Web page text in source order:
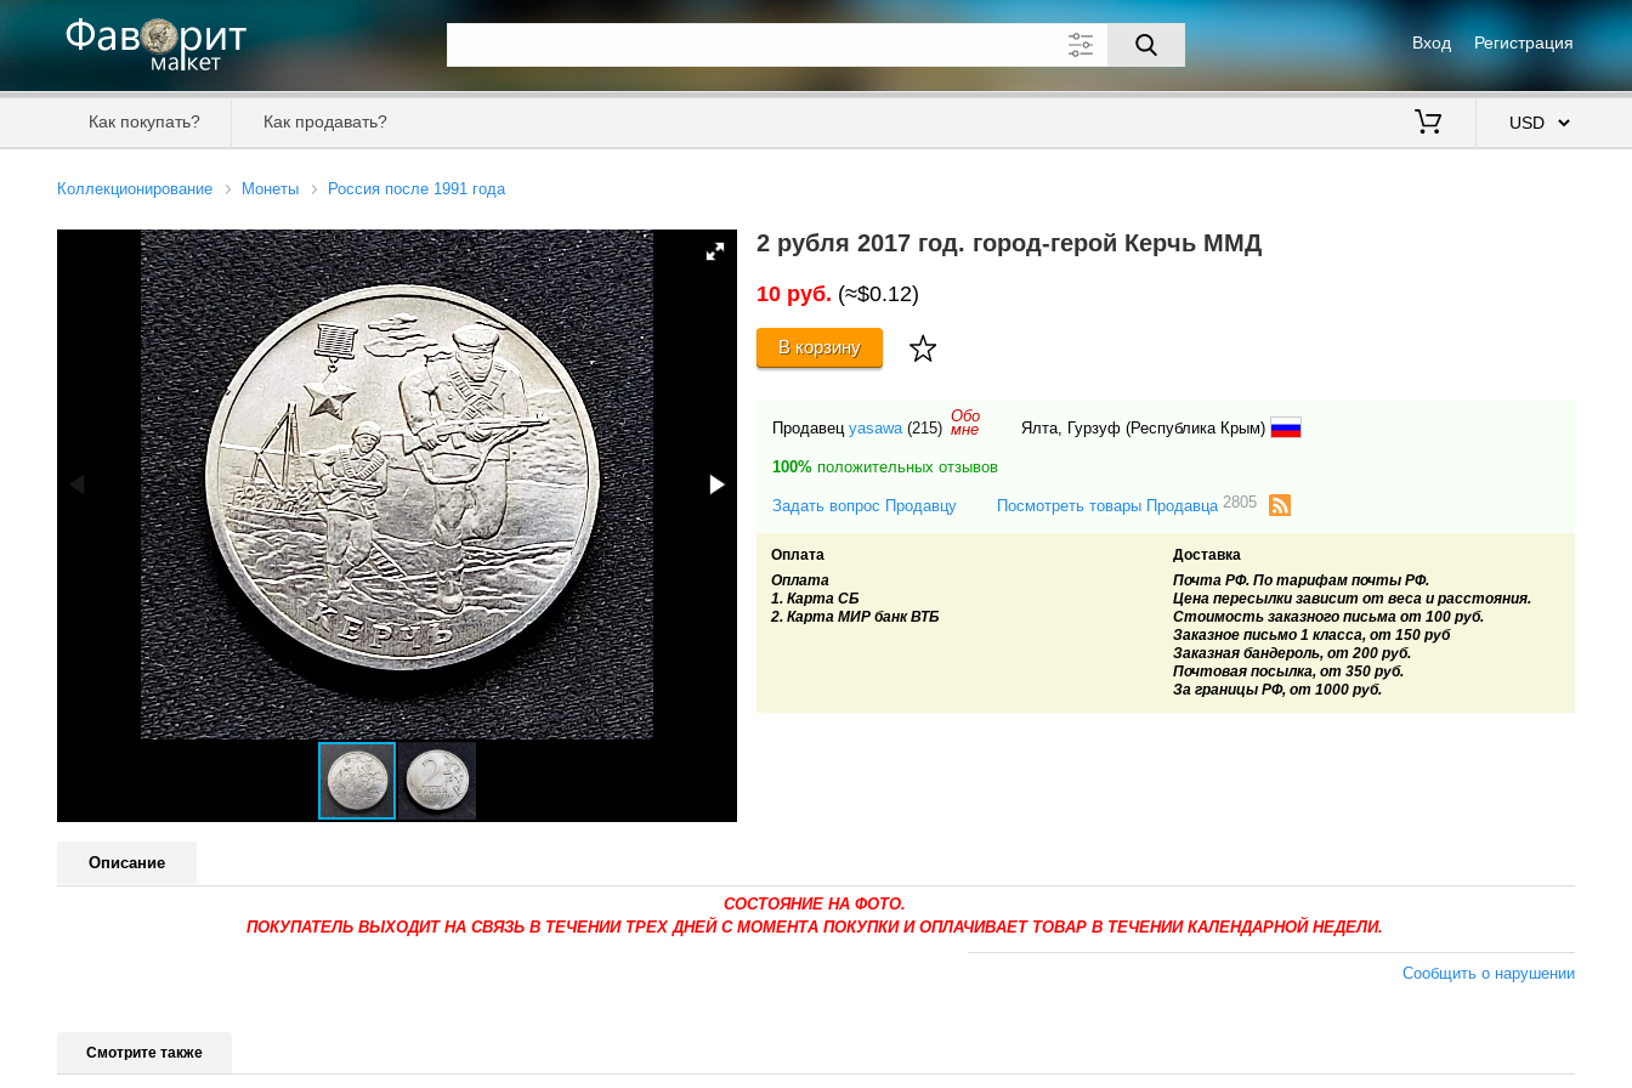
Вход Регистрация
Как покупать? Как продавать?
Коллекционирование Монеты Россия после 1991 года
2 рубля 2017 год. город-герой Керчь ММД
10 руб. (≈$0.12)
В корзину
Продавец yasawa (215)
Обо
мне Ялта, Гурзуф (Республика Крым)
100% положительных отзывов
Задать вопрос Продавцу Посмотреть товары Продавца 2805
Оплата
Оплата
1. Карта СБ
2. Карта МИР банк ВТБ
Доставка
Почта РФ. По тарифам почты РФ.
Цена пересылки зависит от веса и расстояния.
Стоимость заказного письма от 100 руб.
Заказное письмо 1 класса, от 150 руб
Заказная бандероль, от 200 руб.
Почтовая посылка, от 350 руб.
За границы РФ, от 1000 руб.
Описание
СОСТОЯНИЕ НА ФОТО.
ПОКУПАТЕЛЬ ВЫХОДИТ НА СВЯЗЬ В ТЕЧЕНИИ ТРЕХ ДНЕЙ С МОМЕНТА ПОКУПКИ И ОПЛАЧИВАЕТ ТОВАР В ТЕЧЕНИИ КАЛЕНДАРНОЙ НЕДЕЛИ.
Сообщить о нарушении
Смотрите также